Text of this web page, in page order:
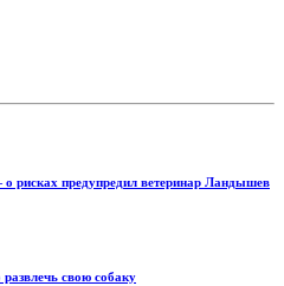
рисках предупредил ветеринар Ландышев
свою собаку